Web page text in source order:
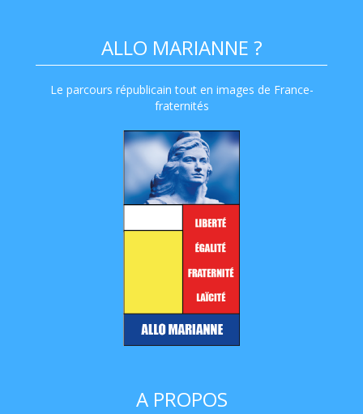
ALLO MARIANNE ?
Le parcours républicain tout en images de France-
fraternités
A PROPOS